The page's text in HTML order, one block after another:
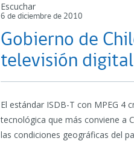
Escuchar
6 de diciembre de 2010
Gobierno de
televisión
El estándar ISDB-T con MPEG 4
tecnológica que más conviene a
las condiciones geográficas del